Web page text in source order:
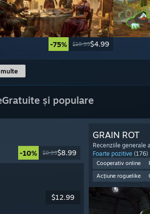
-75% $19.99$4.99
Gratuite și populare
-10% $9.99$8.99
$12.99
GRAIN ROT
Recenziile generale
Foarte pozitive (176)
Cooperativ online
Acțiune roguelike